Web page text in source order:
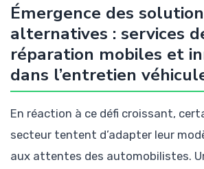
Émergence des
alternatives : services
réparation mobiles et
dans l’entretien
En réaction à ce défi croissant,
secteur tentent d’adapter leur
aux attentes des automobilistes.